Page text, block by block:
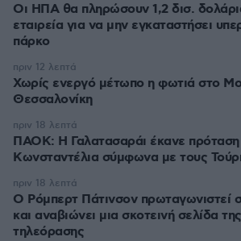
Οι ΗΠΑ θα πληρώσουν 1,2 δισ.
εταιρεία για να μην εγκαταστήσει
πάρκο
Χωρίς ενεργό μέτωπο η φωτιά στο
Θεσσαλονίκη
πριν 12 λεπτά
ΠΑΟΚ: Η Γαλατασαράι έκανε πρόταση
Κωνσταντέλια σύμφωνα με τους
πριν 18 λεπτά
Ο Ρόμπερτ Πάτινσον πρωταγωνιστεί
και αναβιώνει μια σκοτεινή σελίδα
τηλεόρασης
πριν 18 λεπτά